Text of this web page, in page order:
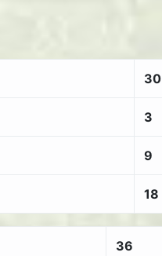
30
3
9
18
36